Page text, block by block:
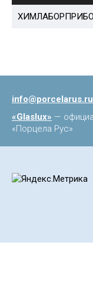
info@porcelarus.ru
«Glaslux» —
«Порцела Рус»